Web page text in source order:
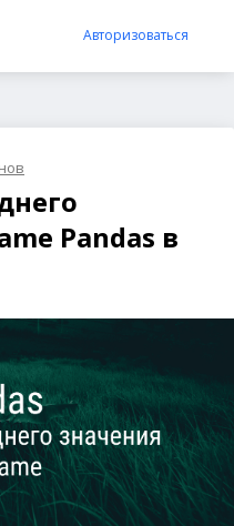
Авторизоваться
Pandas в